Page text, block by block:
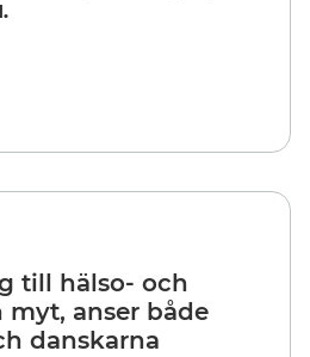
till hälso- och
myt, anser både
danskarna